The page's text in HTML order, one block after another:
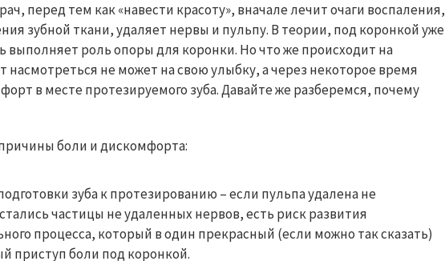
перед тем как «навести красоту», вначале лечит очаги воспаления,
зубной ткани, удаляет нервы и пульпу. В теории, под коронкой уже
выполняет роль опоры для коронки. Но что же происходит на
насмотреться не может на свою улыбку, а через некоторое время
в месте протезируемого зуба. Давайте же разберемся, почему
боли и дискомфорта:
зуба к протезированию – если пульпа удалена не
частицы не удаленных нервов, есть риск развития
процесса, который в один прекрасный (если можно так сказать)
приступ боли под коронкой.